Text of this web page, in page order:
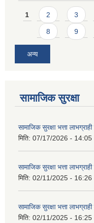
Pages
1 2 3
8 9
अन्य
सामाजिक सुरक्षा
सामाजिक सुरक्षा भत्ता
मिति: 07/17/2026 - 14:05
सामाजिक सुरक्षा भत्ता
मिति: 02/11/2025 - 16:26
सामाजिक सुरक्षा भत्ता
मिति: 02/11/2025 - 16:25